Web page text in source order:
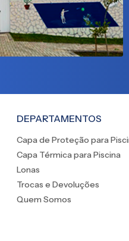
DEPARTAMENTOS
Capa de Proteção para
Capa Térmica para Piscina
Lonas
Trocas e Devoluções
Quem Somos